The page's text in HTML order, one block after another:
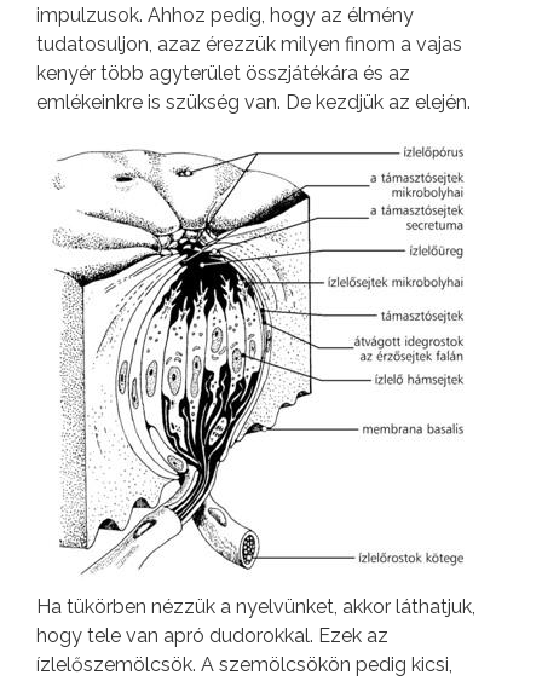
impulzusok. Ahhoz pedig, hogy az élmény
tudatosuljon, azaz érezzük milyen finom a vajas
kenyér több agyterület összjátékára és az
emlékeinkre is szükség van. De kezdjük az elején.
Ha tükörben nézzük a nyelvünket, akkor láthatjuk,
hogy tele van apró dudorokkal. Ezek az
ízlelőszemölcsök. A szemölcsökön pedig kicsi,